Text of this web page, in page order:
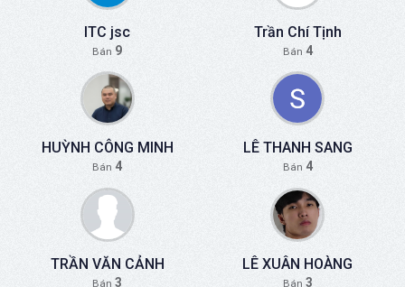
ITC jsc
Bán 9
Trần Chí Tịnh
Bán 4
HUỲNH CÔNG MINH
Bán 4
LÊ THANH SANG
Bán 4
TRẦN VĂN CẢNH
Bán 3
LÊ XUÂN HOÀNG
Bán 3